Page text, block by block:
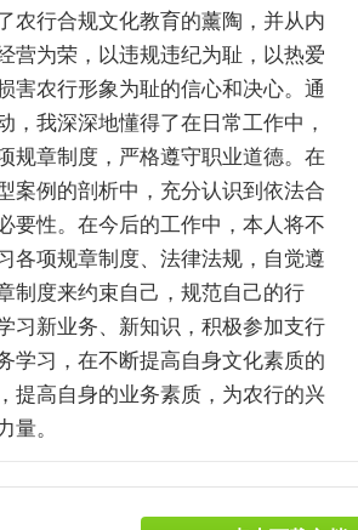
农行合规文化教育的薰陶，并从内
营为荣，以违规违纪为耻，以热爱
害农行形象为耻的信心和决心。通
，我深深地懂得了在日常工作中，
规章制度，严格遵守职业道德。在
案例的剖析中，充分认识到依法合
要性。在今后的工作中，本人将不
各项规章制度、法律法规，自觉遵
制度来约束自己，规范自己的行
习新业务、新知识，积极参加支行
学习，在不断提高自身文化素质的
提高自身的业务素质，为农行的兴
量。